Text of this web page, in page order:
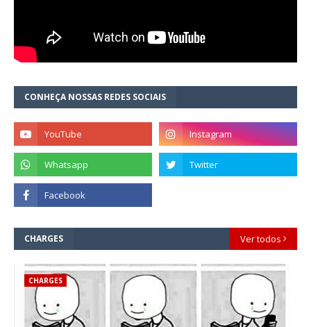
CONHEÇA NOSSAS REDES SOCIAIS
CHARGES Ver todos
CHARGES